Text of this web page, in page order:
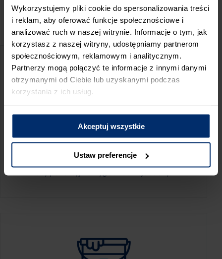
Wykorzystujemy pliki cookie do spersonalizowania treści
i reklam, aby oferować funkcje społecznościowe i
analizować ruch w naszej witrynie. Informacje o tym, jak
korzystasz z naszej witryny, udostępniamy partnerom
społecznościowym, reklamowym i analitycznym.
Partnerzy mogą połączyć te informacje z innymi danymi
otrzymanymi od Ciebie lub uzyskanymi podczas
korzystania z ich usług.
Akceptuj wszystkie
Ustaw preferencje
ZGŁOŚ BŁĄD
PRZED WIZYTĄ W SKLEPIE POLECAMY:
KALKULATOR ZUŻYCIA